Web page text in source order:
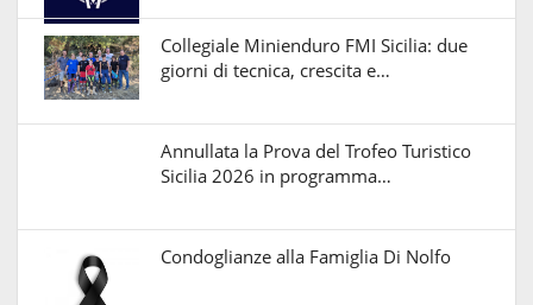
Collegiale Minienduro FMI Sicilia: due
giorni di tecnica, crescita e…
Annullata la Prova del Trofeo Turistico
Sicilia 2026 in programma…
Condoglianze alla Famiglia Di Nolfo